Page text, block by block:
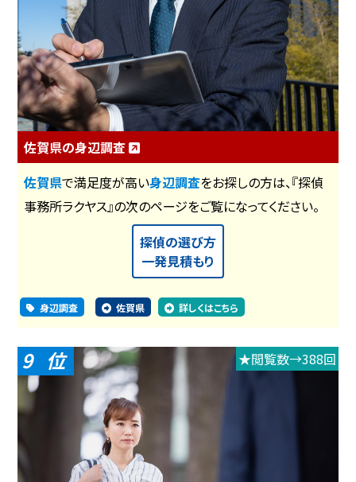
佐賀県の身辺調査
佐賀県で満足度が高い身辺調査をお探しの方は、『探偵
事務所ラクヤス』の次のページをご覧になってください。
探偵の選び方
一発見積もり
身辺調査 佐賀県 詳しくはこちら
9 ★閲覧数→388回